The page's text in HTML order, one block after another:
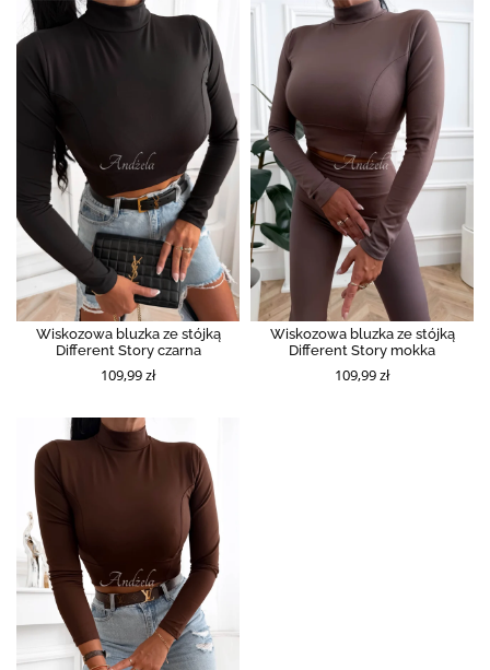
Wiskozowa bluzka ze stójką
Different Story czarna
109,99 zł
Wiskozowa bluzka ze stójką
Different Story mokka
109,99 zł